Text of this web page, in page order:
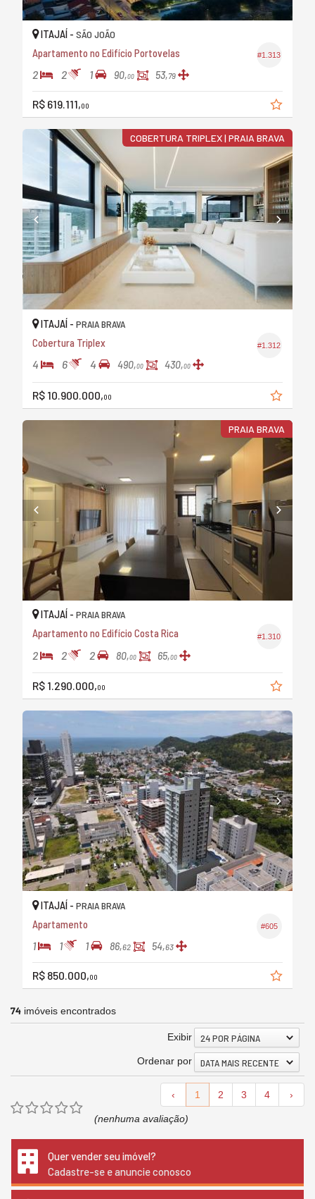
#1.313
ITAJAÍ - SÃO JOÃO
Apartamento no Edifício Portovelas
2 2 1 90,00 53,79
R$ 619.111,00
COBERTURA TRIPLEX | PRAIA BRAVA
#1.312
ITAJAÍ - PRAIA BRAVA
Cobertura Triplex
4 6 4 490,00 430,00
R$ 10.900.000,00
PRAIA BRAVA
#1.310
ITAJAÍ - PRAIA BRAVA
Apartamento no Edifício Costa Rica
2 2 2 80,00 65,00
R$ 1.290.000,00
#605
ITAJAÍ - PRAIA BRAVA
Apartamento
1 1 1 86,62 54,63
R$ 850.000,00
74 imóveis encontrados
Exibir 24 POR PÁGINA
Ordenar por DATA MAIS RECENTE
‹ 1 2 3 4 ›
(nenhuma avaliação)
Quer vender seu imóvel?
Cadastre-se e anuncie conosco